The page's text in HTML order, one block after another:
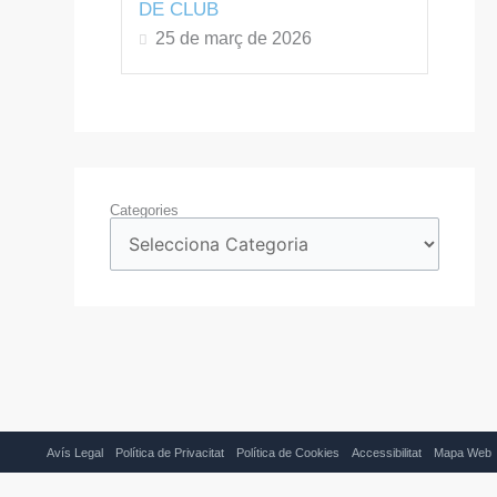
DE CLUB
25 de març de 2026
Categories
Avís Legal Política de Privacitat Política de Cookies Accessibilitat Mapa Web